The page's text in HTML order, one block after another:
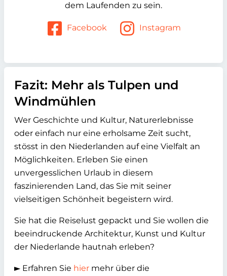
dem Laufenden zu sein.
Facebook Instagram
Fazit: Mehr als Tulpen und
Windmühlen
Wer Geschichte und Kultur, Naturerlebnisse
oder einfach nur eine erholsame Zeit sucht,
stösst in den Niederlanden auf eine Vielfalt an
Möglichkeiten. Erleben Sie einen
unvergesslichen Urlaub in diesem
faszinierenden Land, das Sie mit seiner
vielseitigen Schönheit begeistern wird.
Sie hat die Reiselust gepackt und Sie wollen die
beeindruckende Architektur, Kunst und Kultur
der Niederlande hautnah erleben?
► Erfahren Sie hier mehr über die